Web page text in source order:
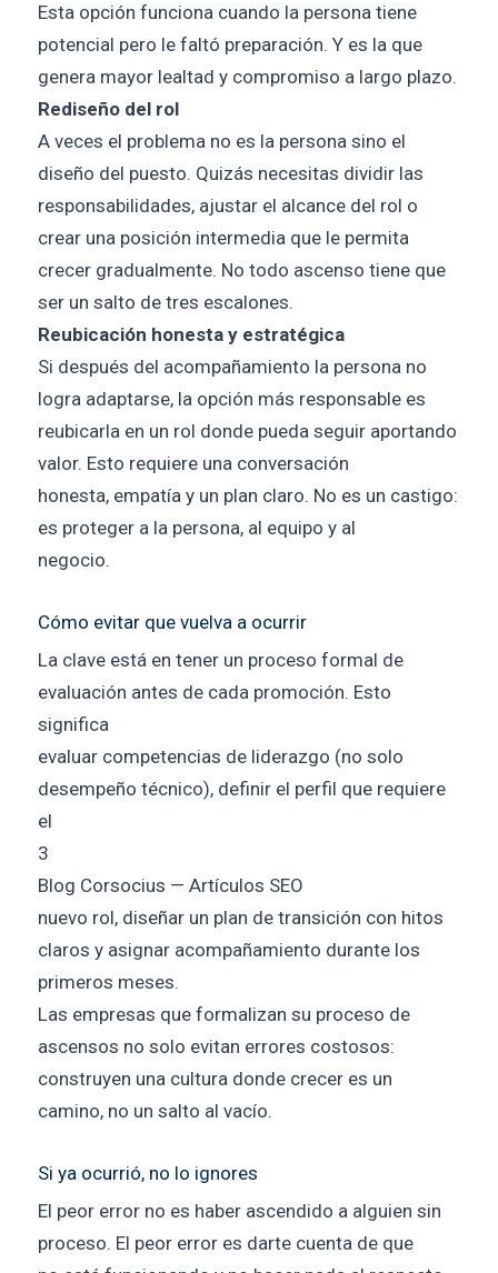
Esta opción funciona cuando la persona tiene
potencial pero le faltó preparación. Y es la que
genera mayor lealtad y compromiso a largo plazo.
Rediseño del rol
A veces el problema no es la persona sino el
diseño del puesto. Quizás necesitas dividir las
responsabilidades, ajustar el alcance del rol o
crear una posición intermedia que le permita
crecer gradualmente. No todo ascenso tiene que
ser un salto de tres escalones.
Reubicación honesta y estratégica
Si después del acompañamiento la persona no
logra adaptarse, la opción más responsable es
reubicarla en un rol donde pueda seguir aportando
valor. Esto requiere una conversación
honesta, empatía y un plan claro. No es un castigo:
es proteger a la persona, al equipo y al
negocio.
Cómo evitar que vuelva a ocurrir
La clave está en tener un proceso formal de
evaluación antes de cada promoción. Esto
significa
evaluar competencias de liderazgo (no solo
desempeño técnico), definir el perfil que requiere
el
3
Blog Corsocius — Artículos SEO
nuevo rol, diseñar un plan de transición con hitos
claros y asignar acompañamiento durante los
primeros meses.
Las empresas que formalizan su proceso de
ascensos no solo evitan errores costosos:
construyen una cultura donde crecer es un
camino, no un salto al vacío.
Si ya ocurrió, no lo ignores
El peor error no es haber ascendido a alguien sin
proceso. El peor error es darte cuenta de que